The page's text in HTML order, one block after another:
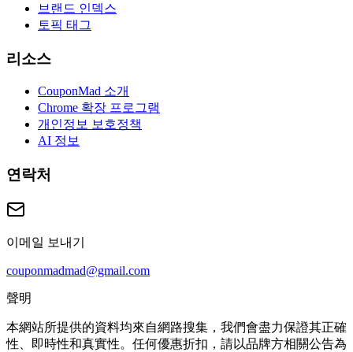
브랜드 인덱스
토픽 태그
리소스
CouponMad 소개
Chrome 확장 프로그램
개인정보 보호정책
AI 정보
연락처
이메일 보내기
couponmadmad@gmail.com
聲明
本網站所提供的資料均來自網路搜集，我們會盡力保證其正確
性、即時性和真實性。任何優惠折扣，請以品牌方相關公告為